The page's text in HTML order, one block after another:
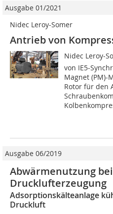
Ausgabe 01/2021
Nidec Leroy-Somer
Antrieb von
Nidec Leroy-
von IE5-
Magnet (PM)-
Rotor für den
Ausgabe 06/2019
Abwärmenutzung
Drucklufterzeugung
Adsorptionskälteanlage
Druckluft